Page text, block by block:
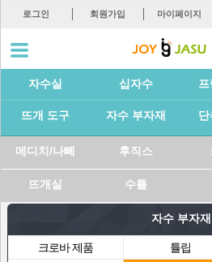
로그인 회원가입 마이페이지
자수실 십자수
뜨개 도구 자수 부자재 단
메디치/나뻬 후직스
뜨개실 수틀
자수 부자재
크로바 제품 튤립